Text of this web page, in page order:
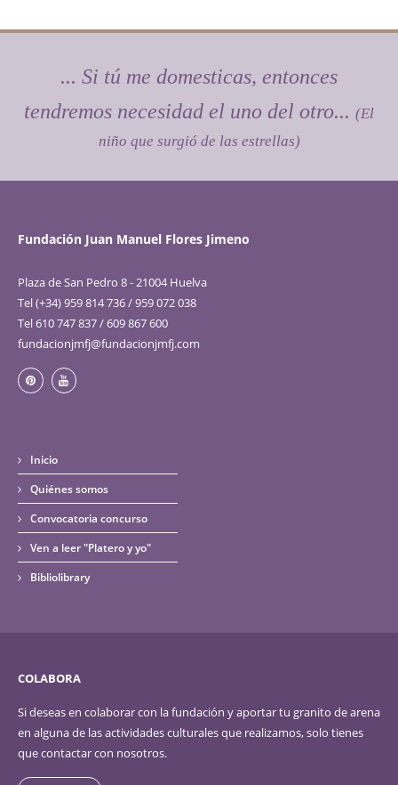
... Si tú me domesticas, entonces
tendremos necesidad el uno del otro... (El
niño que surgió de las estrellas)
Fundación Juan Manuel Flores Jimeno
Plaza de San Pedro 8 - 21004 Huelva
Tel (+34) 959 814 736 / 959 072 038
Tel 610 747 837 / 609 867 600
fundacionjmfj@fundacionjmfj.com
Inicio
Quiénes somos
Convocatoria concurso
Ven a leer "Platero y yo"
Bibliolibrary
COLABORA
Si deseas en colaborar con la fundación y aportar tu granito de arena
en alguna de las actividades culturales que realizamos, solo tienes
que contactar con nosotros.